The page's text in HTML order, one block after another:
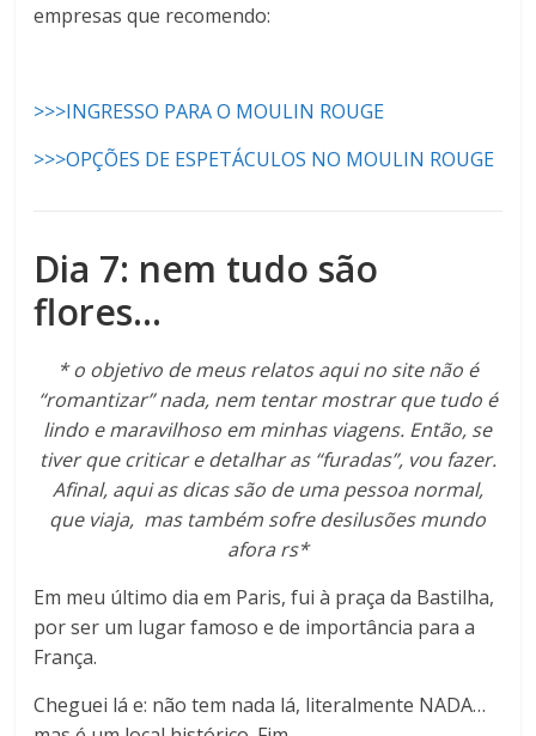
empresas que recomendo:
>>>INGRESSO PARA O MOULIN ROUGE
>>>OPÇÕES DE ESPETÁCULOS NO MOULIN ROUGE
Dia 7: nem tudo são
flores…
* o objetivo de meus relatos aqui no site não é
“romantizar” nada, nem tentar mostrar que tudo é
lindo e maravilhoso em minhas viagens. Então, se
tiver que criticar e detalhar as “furadas”, vou fazer.
Afinal, aqui as dicas são de uma pessoa normal,
que viaja, mas também sofre desilusões mundo
afora rs*
Em meu último dia em Paris, fui à praça da Bastilha,
por ser um lugar famoso e de importância para a
França.
Cheguei lá e: não tem nada lá, literalmente NADA…